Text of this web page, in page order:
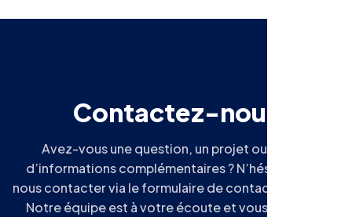
Contactez-nou
Avez-vous une question, un projet ou besoin
d’informations complémentaires ? N’hésitez pas à
nous contacter via le formulaire de contact du CAESS.
Notre équipe est à votre écoute et vous répondra